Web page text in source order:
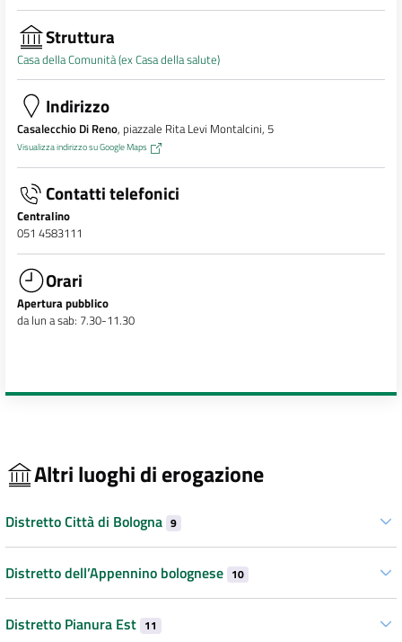
Struttura
Casa della Comunità (ex Casa della salute)
Indirizzo
Casalecchio Di Reno, piazzale Rita Levi Montalcini, 5
Visualizza indirizzo su Google Maps
Contatti telefonici
Centralino
051 4583111
Orari
Apertura pubblico
da lun a sab: 7.30-11.30
Altri luoghi di erogazione
Distretto Città di Bologna 9
Distretto dell’Appennino bolognese 10
Distretto Pianura Est 11